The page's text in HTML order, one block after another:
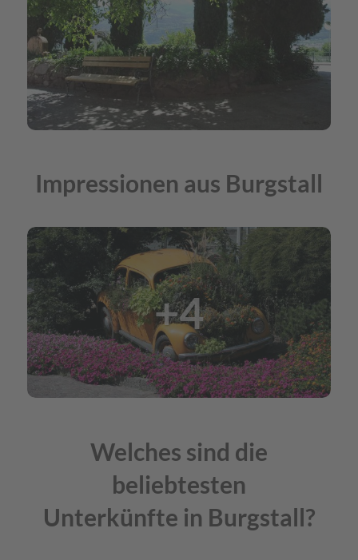
Impressionen aus Burgstall
+4
Welches sind die
beliebtesten
Unterkünfte in Burgstall?